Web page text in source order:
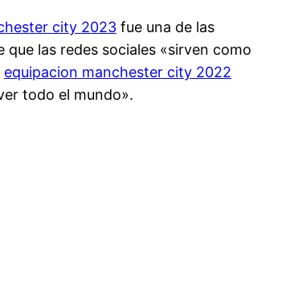
city 2023 fue una de las
las redes sociales «sirven como
equipacion manchester city 2022
todo el mundo».